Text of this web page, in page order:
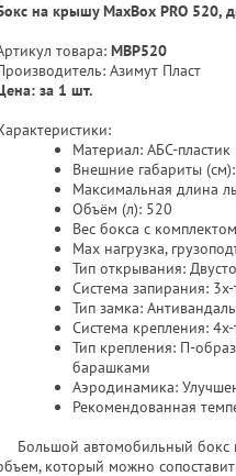
на крышу MaxBox PRO 520,
товара: MBP520
Азимут Пласт
за 1 шт.
Материал: АБС-пластик
Внешние габариты
Максимальная длина
Объём (л): 520
Вес бокса с
Max нагрузка,
Тип открывания:
Система запирания:
Тип замка:
Система крепления:
Тип крепления: П-
барашками
Аэродинамика:
Рекомендованная
Большой автомобильный бокс
который можно